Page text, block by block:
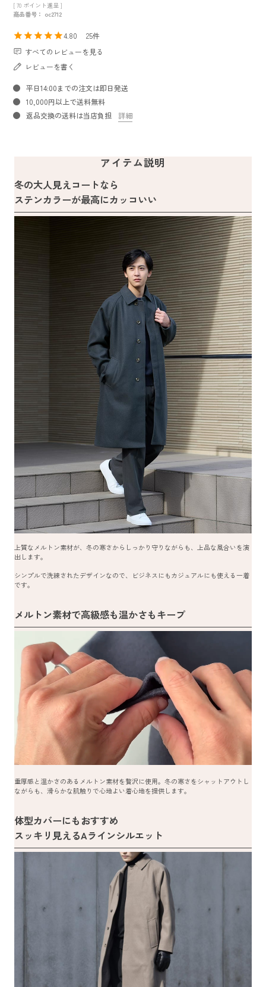
[ 70 ポイント進呈 ]
商品番号
oc2712
4.80
25
すべてのレビューを見る
レビューを書く
平日14:00までの注文は即日発送
10,000円以上で送料無料
返品交換の送料は当店負担
詳細
アイテム説明
冬の大人見えコートなら
ステンカラーが最高にカッコいい
上質なメルトン素材が、冬の寒さからしっかり守りながらも、上品な風合いを演
出します。
シンプルで洗練されたデザインなので、ビジネスにもカジュアルにも使える一着
です。
メルトン素材で高級感も温かさもキープ
重厚感と温かさのあるメルトン素材を贅沢に使用。冬の寒さをシャットアウトし
ながらも、滑らかな肌触りで心地よい着心地を提供します。
体型カバーにもおすすめ
スッキリ見えるAラインシルエット